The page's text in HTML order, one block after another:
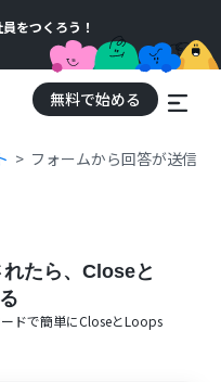
をつくろう！
無料で始める
フォームから回答が送信
たら、Closeと
ドで簡単にCloseとLoops